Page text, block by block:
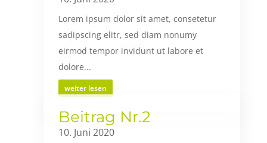
Lorem ipsum dolor sit amet, consetetur
sadipscing elitr, sed diam nonumy
eirmod tempor invidunt ut labore et
dolore...
weiter lesen
Beitrag Nr.2
10. Juni 2020